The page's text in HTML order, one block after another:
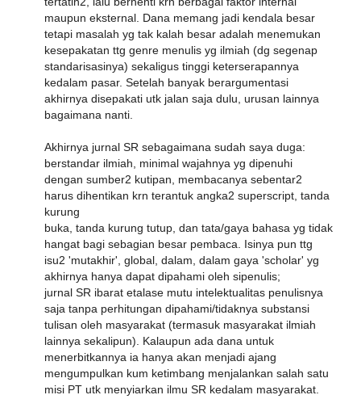
maupun eksternal. Dana memang jadi kendala besar
tetapi masalah yg tak kalah besar adalah menemukan
kesepakatan ttg genre menulis yg ilmiah (dg segenap
standarisasinya) sekaligus tinggi keterserapannya
kedalam pasar. Setelah banyak berargumentasi
akhirnya disepakati utk jalan saja dulu, urusan lainnya
bagaimana nanti.
Akhirnya jurnal SR sebagaimana sudah saya duga:
berstandar ilmiah, minimal wajahnya yg dipenuhi
dengan sumber2 kutipan, membacanya sebentar2
harus dihentikan krn terantuk angka2 superscript, tanda
kurung
buka, tanda kurung tutup, dan tata/gaya bahasa yg tidak
hangat bagi sebagian besar pembaca. Isinya pun ttg
isu2 'mutakhir', global, dalam, dalam gaya 'scholar' yg
akhirnya hanya dapat dipahami oleh sipenulis;
jurnal SR ibarat etalase mutu intelektualitas penulisnya
saja tanpa perhitungan dipahami/tidaknya substansi
tulisan oleh masyarakat (termasuk masyarakat ilmiah
lainnya sekalipun). Kalaupun ada dana untuk
menerbitkannya ia hanya akan menjadi ajang
mengumpulkan kum ketimbang menjalankan salah satu
misi PT utk menyiarkan ilmu SR kedalam masyarakat.